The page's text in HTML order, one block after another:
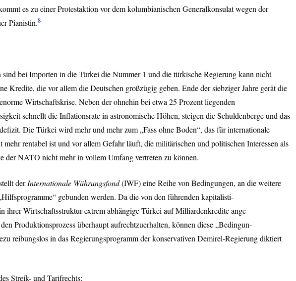
es zu einer Protestaktion vor dem kolumbianischen Generalkonsulat wegen der
Pianistin.8
sind bei Importen in die Türkei die Nummer 1 und die türkische Regierung kann nicht
Kredite, die vor allem die Deutschen großzügig geben. Ende der siebziger Jahre gerät die
Wirtschaftskrise. Neben der ohnehin bei etwa 25 Prozent liegenden
schnellt die Inflationsrate in astronomische Höhen, steigen die Schuldenberge und das
Die Türkei wird mehr und mehr zum „Fass ohne Boden“, das für internationale
mehr rentabel ist und vor allem Gefahr läuft, die militärischen und politischen Interessen als
derNATO nicht mehr in vollem Umfang vertreten zu können.
derInternationale Währungsfond(IWF) eine Reihe von Bedingungen, an die weitere
gebunden werden. Da die von den führenden kapitalisti-
ihrer Wirtschaftsstruktur extrem abhängige Türkei auf Milliardenkredite ange-
Produktionsprozess überhaupt aufrechtzuerhalten, können diese „Bedingun-
reibungslos in das Regierungsprogramm der konservativen Demirel-Regierung diktiert
Streik- und Tarifrechts;